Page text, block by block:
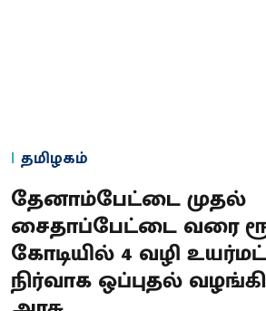
தமிழகம்
தேனாம்பேட்டை முதல்
சைதாப்பேட்டை வரை
கோடியில் 4 வழி
நிர்வாக ஒப்புதல்